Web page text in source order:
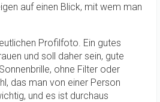
auf einen Blick, mit wem man
Profilfoto. Ein gutes
und soll daher sein, gute
ohne Filter oder
das man von einer Person
und es ist durchaus